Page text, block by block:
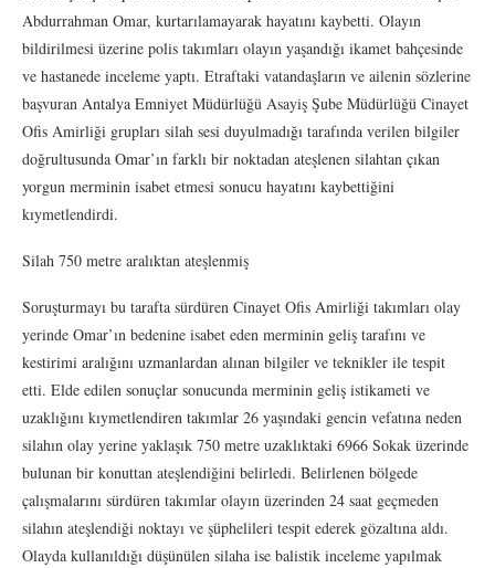
Abdurrahman Omar, kurtarılamayarak hayatını kaybetti. Olayın
bildirilmesi üzerine polis takımları olayın yaşandığı ikamet bahçesinde
ve hastanede inceleme yaptı. Etraftaki vatandaşların ve ailenin sözlerine
başvuran Antalya Emniyet Müdürlüğü Asayiş Şube Müdürlüğü Cinayet
Ofis Amirliği grupları silah sesi duyulmadığı tarafında verilen bilgiler
doğrultusunda Omar’ın farklı bir noktadan ateşlenen silahtan çıkan
yorgun merminin isabet etmesi sonucu hayatını kaybettiğini
kıymetlendirdi.
Silah 750 metre aralıktan ateşlenmiş
Soruşturmayı bu tarafta sürdüren Cinayet Ofis Amirliği takımları olay
yerinde Omar’ın bedenine isabet eden merminin geliş tarafını ve
kestirimi aralığını uzmanlardan alınan bilgiler ve teknikler ile tespit
etti. Elde edilen sonuçlar sonucunda merminin geliş istikameti ve
uzaklığını kıymetlendiren takımlar 26 yaşındaki gencin vefatına neden
silahın olay yerine yaklaşık 750 metre uzaklıktaki 6966 Sokak üzerinde
bulunan bir konuttan ateşlendiğini belirledi. Belirlenen bölgede
çalışmalarını sürdüren takımlar olayın üzerinden 24 saat geçmeden
silahın ateşlendiği noktayı ve şüphelileri tespit ederek gözaltına aldı.
Olayda kullanıldığı düşünülen silaha ise balistik inceleme yapılmak